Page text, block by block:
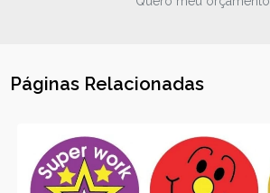
Páginas Relacionadas